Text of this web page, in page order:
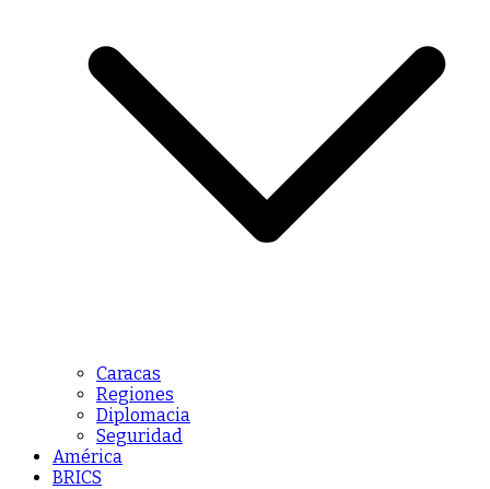
Caracas
Regiones
Diplomacia
Seguridad
América
BRICS